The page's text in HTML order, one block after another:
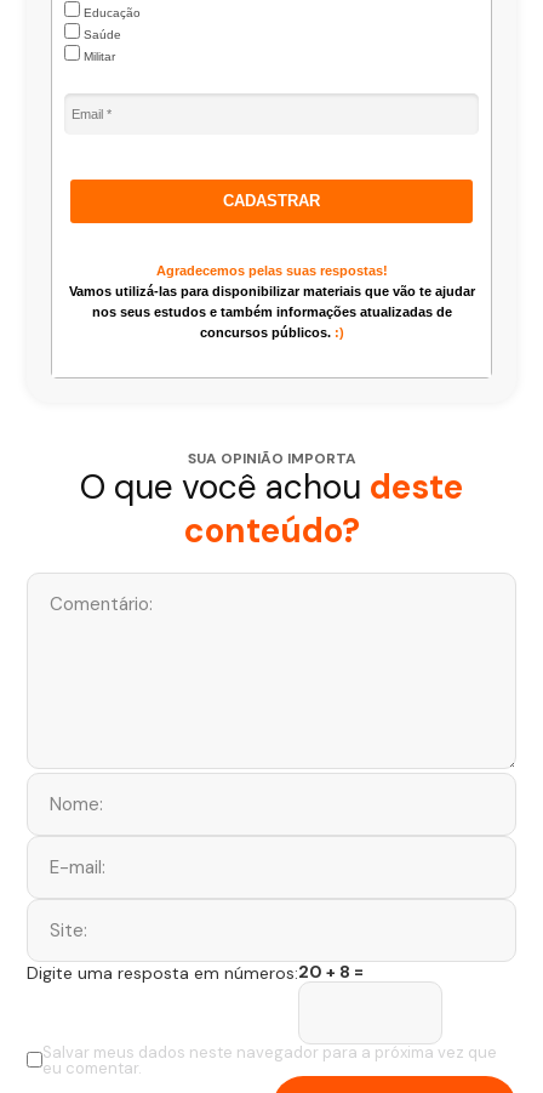
Educação
Saúde
Militar
CADASTRAR
Agradecemos pelas suas respostas!
Vamos utilizá-las para disponibilizar materiais que vão te ajudar
nos seus estudos e também informações atualizadas de
concursos públicos. :)
SUA OPINIÃO IMPORTA
O que você achou deste
conteúdo?
Salvar meus dados neste navegador para a próxima vez que
eu comentar.
Digite uma resposta em números:20 + 8 =